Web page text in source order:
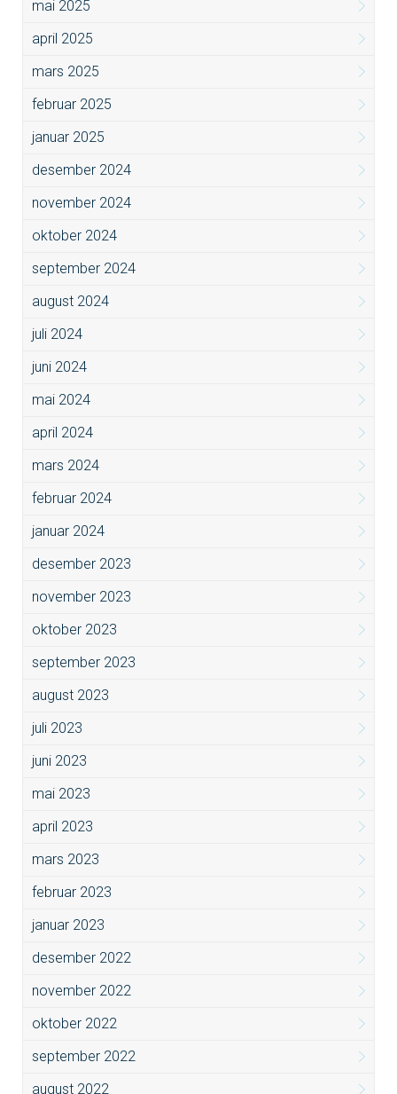
mai 2025
april 2025
mars 2025
februar 2025
januar 2025
desember 2024
november 2024
oktober 2024
september 2024
august 2024
juli 2024
juni 2024
mai 2024
april 2024
mars 2024
februar 2024
januar 2024
desember 2023
november 2023
oktober 2023
september 2023
august 2023
juli 2023
juni 2023
mai 2023
april 2023
mars 2023
februar 2023
januar 2023
desember 2022
november 2022
oktober 2022
september 2022
august 2022